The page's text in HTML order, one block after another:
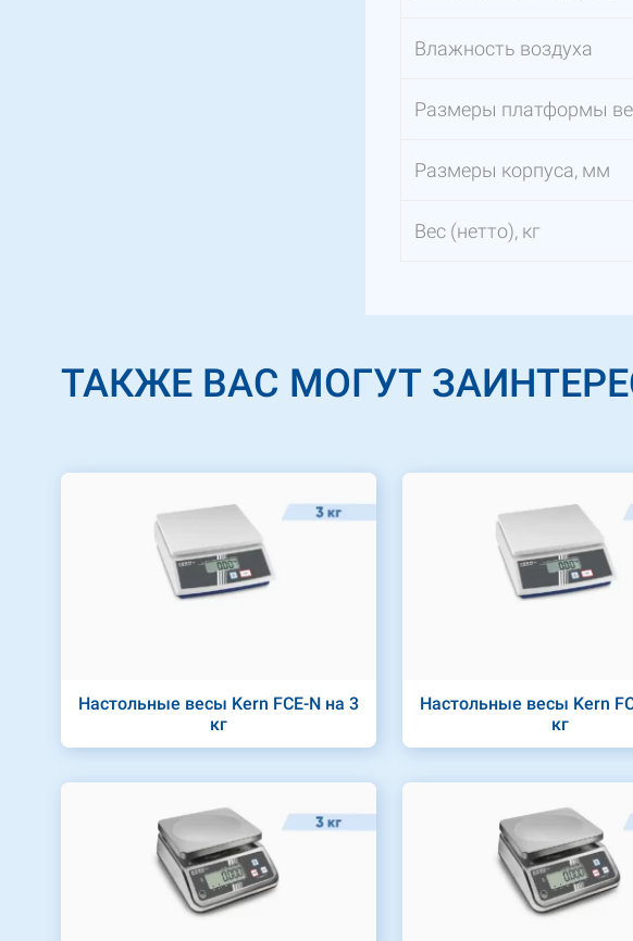
Влажность воздуха
Размеры платформы
Размеры корпуса, мм
Вес (нетто), кг
ТАКЖЕ ВАС МОГУТ
Настольные весы Kern FCE-N на 3
кг
Настольные весы Kern
кг